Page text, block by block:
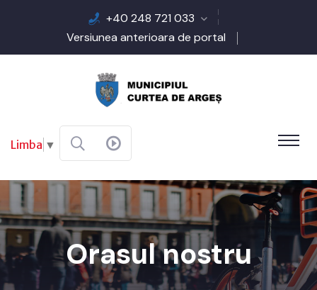
+40 248 721 033
Versiunea anterioara de portal
Limba ▼
Orasul nostru